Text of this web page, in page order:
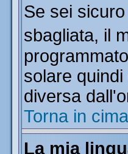
Se sei
sbagliata, il
solare
diversa
Torna in cima
La mia